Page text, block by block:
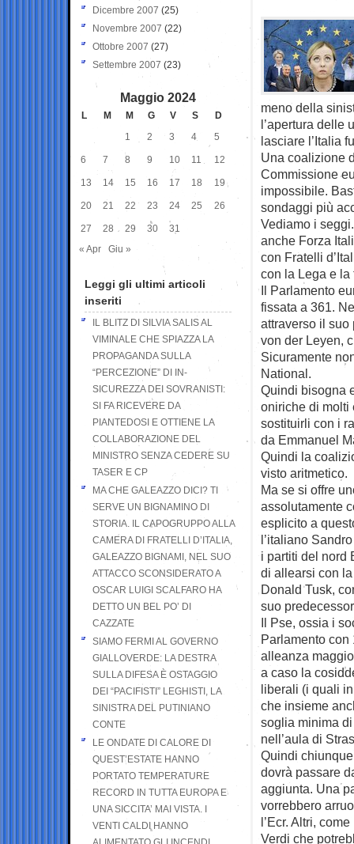
meno della
l’apertura delle
lasciare l’Italia
Una coalizione
Commissione
impossibile.
sondaggi più
Vediamo i
anche Forza
con Fratelli
con la Lega e la
Il Parlamento
fissata a 361.
attraverso il suo
von der Leyen,
Sicuramente
National.
Quindi bisogna
oniriche di molti
sostituirli con i
da Emmanuel
Quindi la
visto aritmetico.
Ma se si offre
assolutamente
esplicito a
l’italiano
i partiti del nord
di allearsi con
Donald Tusk,
suo
Il Pse, ossia i
Parlamento con
alleanza
a caso la
liberali (i quali
che insieme
soglia minima
nell’aula di
Quindi
dovrà passare
aggiunta. Una
vorrebbero
l’Ecr. Altri,
Verdi che
Dicembre 2007 (25)
Novembre 2007 (22)
Ottobre 2007 (27)
Settembre 2007 (23)
Maggio 2024
L M M G V S
D
1
2 3 4 5
6 7 8 9 10 11 12
13 14 15 16 17 18 19
20 21 22 23 24 25 26
27 28 29 30
31
« Apr
Giu »
Leggi gli ultimi articoli
inseriti
IL BLITZ DI SILVIA SALIS AL
VIMINALE CHE SPIAZZA LA
PROPAGANDA SULLA
“PERCEZIONE” DI IN-
SICUREZZA DEI SOVRANISTI:
SI FA RICEVERE DA
PIANTEDOSI E OTTIENE LA
COLLABORAZIONE DEL
MINISTRO SENZA CEDERE SU
TASER E CP
MA CHE GALEAZZO DICI? TI
SERVE UN BIGNAMINO DI
STORIA. IL CAPOGRUPPO ALLA
CAMERA DI FRATELLI D’ITALIA,
GALEAZZO BIGNAMI, NEL SUO
ATTACCO SCONSIDERATO A
OSCAR LUIGI SCALFARO HA
DETTO UN BEL PO’ DI
CAZZATE
SIAMO FERMI AL GOVERNO
GIALLOVERDE: LA DESTRA
SULLA DIFESA È OSTAGGIO
DEI “PACIFISTI” LEGHISTI, LA
SINISTRA DEL PUTINIANO
CONTE
LE ONDATE DI CALORE DI
QUEST’ESTATE HANNO
PORTATO TEMPERATURE
RECORD IN TUTTA EUROPA E
UNA SICCITA’ MAI VISTA. I
VENTI CALDI HANNO